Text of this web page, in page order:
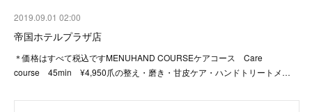
2019.09.01 02:00
帝国ホテルプラザ店
＊価格はすべて税込ですMENUHAND COURSEケアコース Care
course 45min ¥4,950爪の整え・磨き・甘皮ケア・ハンドトリートメ…